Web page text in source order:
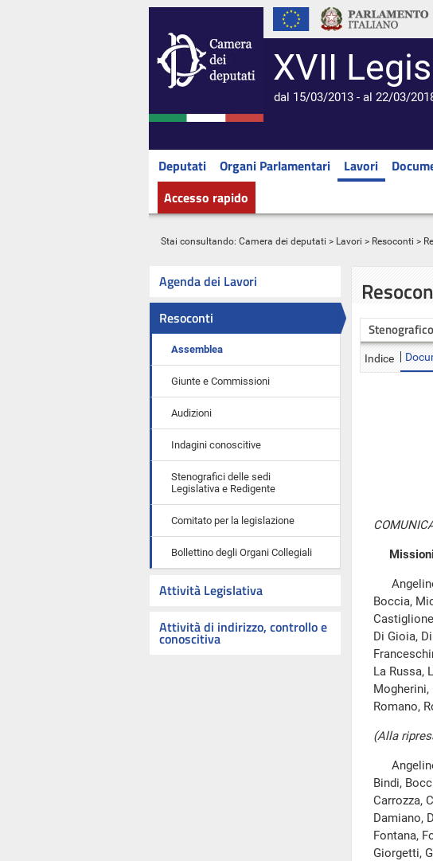
XVII
dal 15/03/2013 - al 22/03/
Deputati Organi Parlamentari Lavori
Accesso rapido
Stai consultando: Camera dei deputati > Lavori > Resoconti >
Agenda dei Lavori
Resoconti
Assemblea
Giunte e Commissioni
Audizioni
Indagini conoscitive
Stenografici delle sedi
Legislativa e Redigente
Comitato per la legislazione
Bollettino degli Organi Collegiali
Attività Legislativa
Attività di indirizzo, controllo e
conoscitiva
Stenografico
Indice
Angelino
Boccia,
Di Gioia,
La Russa,
Mogherini,
Romano,
(Alla
Angelino
Bindi,
Carrozza,
Damiano,
Fontana,
Giorgetti,